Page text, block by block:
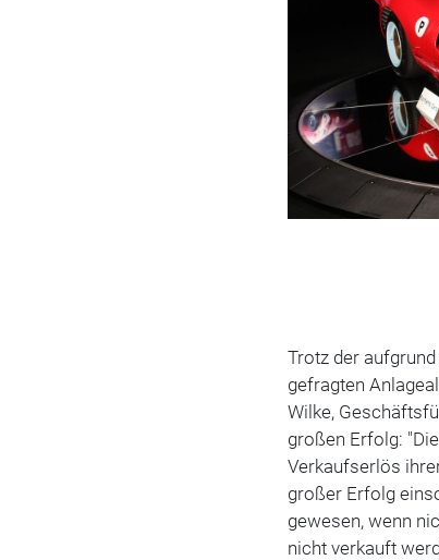
Trotz der
gefragten
Wilke,
großen Erfolg:
Verkaufserlös
großer Erfolg
gewesen, wenn
nicht verkauft